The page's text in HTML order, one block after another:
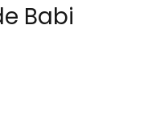
Babi